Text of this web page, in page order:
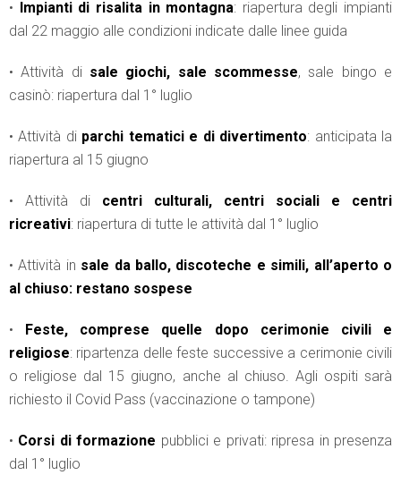
• Impianti di risalita in montagna: riapertura degli impianti
dal 22 maggio alle condizioni indicate dalle linee guida
• Attività di sale giochi, sale scommesse, sale bingo e
casinò: riapertura dal 1° luglio
• Attività di parchi tematici e di divertimento: anticipata la
riapertura al 15 giugno
• Attività di centri culturali, centri sociali e centri
ricreativi: riapertura di tutte le attività dal 1° luglio
• Attività in sale da ballo, discoteche e simili, all’aperto o
al chiuso: restano sospese
•
Feste, comprese quelle dopo cerimonie civili e
religiose: ripartenza delle feste successive a cerimonie civili
o religiose dal 15 giugno, anche al chiuso. Agli ospiti sarà
richiesto il Covid Pass (vaccinazione o tampone)
• Corsi di formazione pubblici e privati: ripresa in presenza
dal 1° luglio